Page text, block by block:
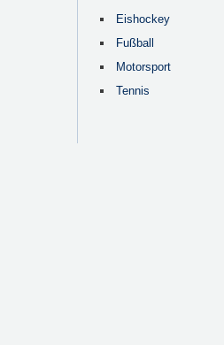
Eishockey
Fußball
Motorsport
Tennis